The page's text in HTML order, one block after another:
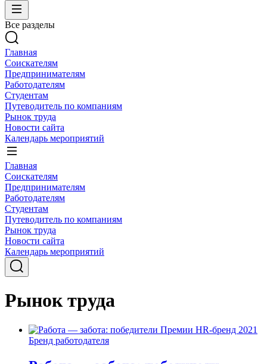
Все разделы
Главная
Соискателям
Предпринимателям
Работодателям
Студентам
Путеводитель по компаниям
Рынок труда
Новости сайта
Календарь мероприятий
Главная
Соискателям
Предпринимателям
Работодателям
Студентам
Путеводитель по компаниям
Рынок труда
Новости сайта
Календарь мероприятий
Рынок труда
Бренд работодателя